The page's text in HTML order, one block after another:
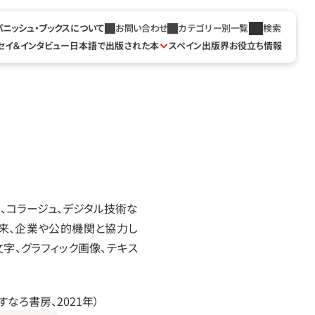
ニッシュ・ブックスについて お問い合わせ カテゴリー別一覧
検索
イ＆インタビュー日本語で出版された本 スペイン出版界お役立ち情報
コラージュ、デジタル技術な
、企業や公的機関と協力し
、グラフィック画像、テキス
ろ書房、2021年）